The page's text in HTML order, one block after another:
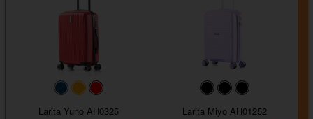
#093f69#ffa500
Larita Yuno AH0325
#000000#000000
Larita Miyo AH01252